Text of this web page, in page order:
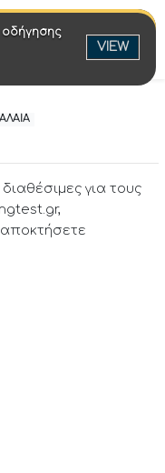
για τους
οδήγησης
VIEW